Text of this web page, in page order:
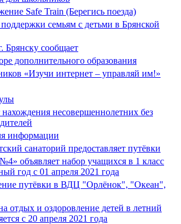
Safe Train (Берегись поезда)
семьям с детьми в Брянской
сообщает
дополнительного образования
«Изучи интернет – управляй им!»
нахождения несовершеннолетних без
информации
санаторий предоставляет путёвки
объявляет набор учащихся в 1 класс
год с 01 апреля 2021 года
путёвки в ВДЦ "Орлёнок", "Океан",
отдых и оздоровление детей в летний
с 20 апреля 2021 года